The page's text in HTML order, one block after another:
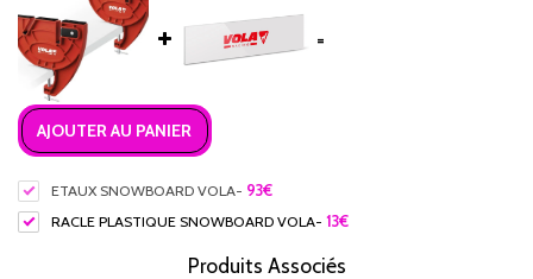
=
AJOUTER AU PANIER
ETAUX SNOWBOARD VOLA- 93€
RACLE PLASTIQUE SNOWBOARD VOLA- 13€
Produits Associés